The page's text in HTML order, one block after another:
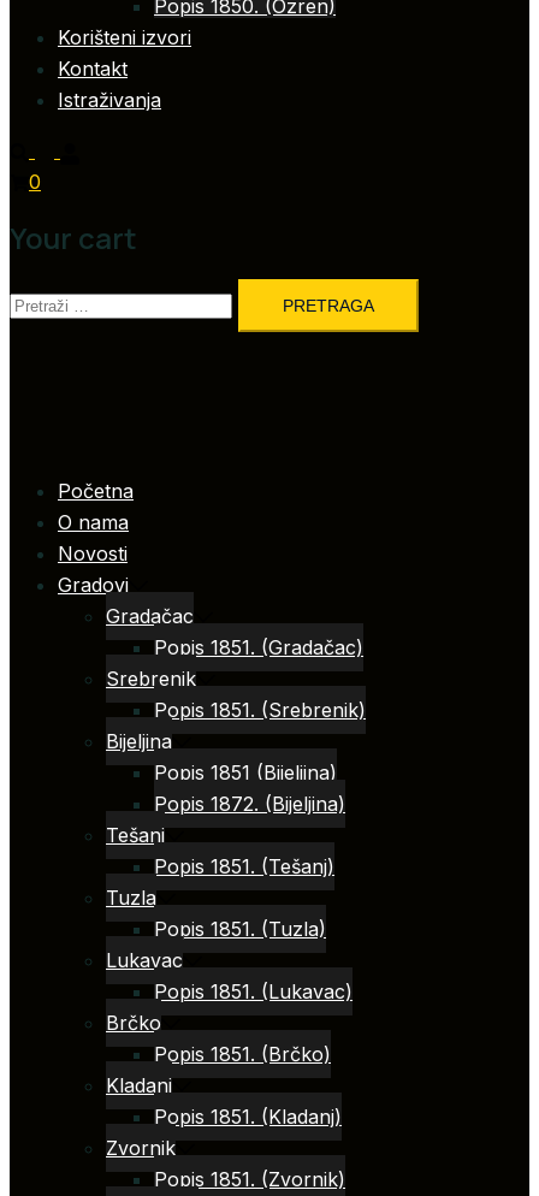
Popis 1850. (Ozren)
Korišteni izvori
Kontakt
Istraživanja
0
Your cart
Pretraga:
Početna
O nama
Novosti
Gradovi
Gradačac
Popis 1851. (Gradačac)
Srebrenik
Popis 1851. (Srebrenik)
Bijeljina
Popis 1851 (Bijeljina)
Popis 1872. (Bijeljina)
Tešanj
Popis 1851. (Tešanj)
Tuzla
Popis 1851. (Tuzla)
Lukavac
Popis 1851. (Lukavac)
Brčko
Popis 1851. (Brčko)
Kladanj
Popis 1851. (Kladanj)
Zvornik
Popis 1851. (Zvornik)